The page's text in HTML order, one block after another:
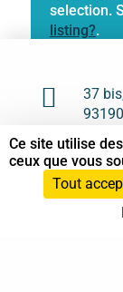
selection.
listing?.

37
 06 61
 Nous
Ce site utilise
ceux que vous
Tout